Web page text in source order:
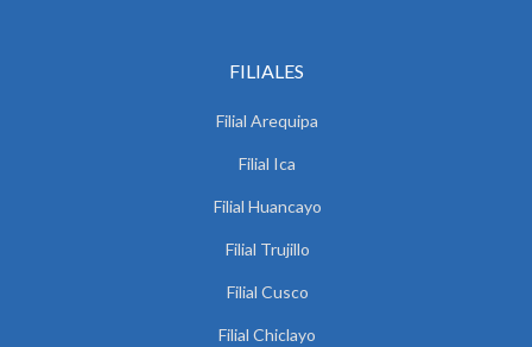
FILIALES
Filial Arequipa
Filial Ica
Filial Huancayo
Filial Trujillo
Filial Cusco
Filial Chiclayo